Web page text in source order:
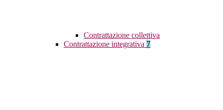
Contrattazione collettiva
Contrattazione integrativa 7